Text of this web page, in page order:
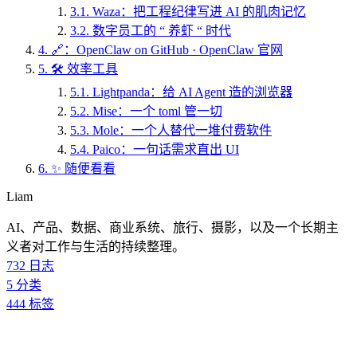
3.1. Waza：把工程纪律写进 AI 的肌肉记忆
3.2. 数字员工的 “ 养虾 “ 时代
4. 🔗：OpenClaw on GitHub · OpenClaw 官网
5. 🛠️ 效率工具
5.1. Lightpanda：给 AI Agent 造的浏览器
5.2. Mise：一个 toml 管一切
5.3. Mole：一个人替代一堆付费软件
5.4. Paico：一句话需求直出 UI
6. ✨ 随便看看
Liam
AI、产品、数据、商业系统、旅行、摄影，以及一个长期主
义者对工作与生活的持续整理。
732 日志
5 分类
444 标签